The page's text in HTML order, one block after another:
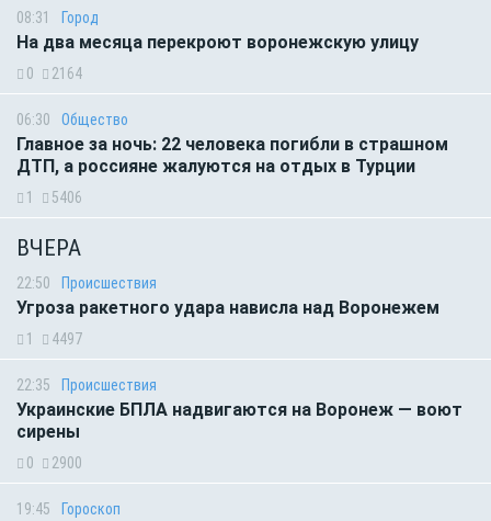
08:31 Город
На два месяца перекроют воронежскую улицу
0 2164
06:30 Общество
Главное за ночь: 22 человека погибли в страшном
ДТП, а россияне жалуются на отдых в Турции
1 5406
ВЧЕРА
22:50 Происшествия
Угроза ракетного удара нависла над Воронежем
1 4497
22:35 Происшествия
Украинские БПЛА надвигаются на Воронеж — воют
сирены
0 2900
19:45 Гороскоп